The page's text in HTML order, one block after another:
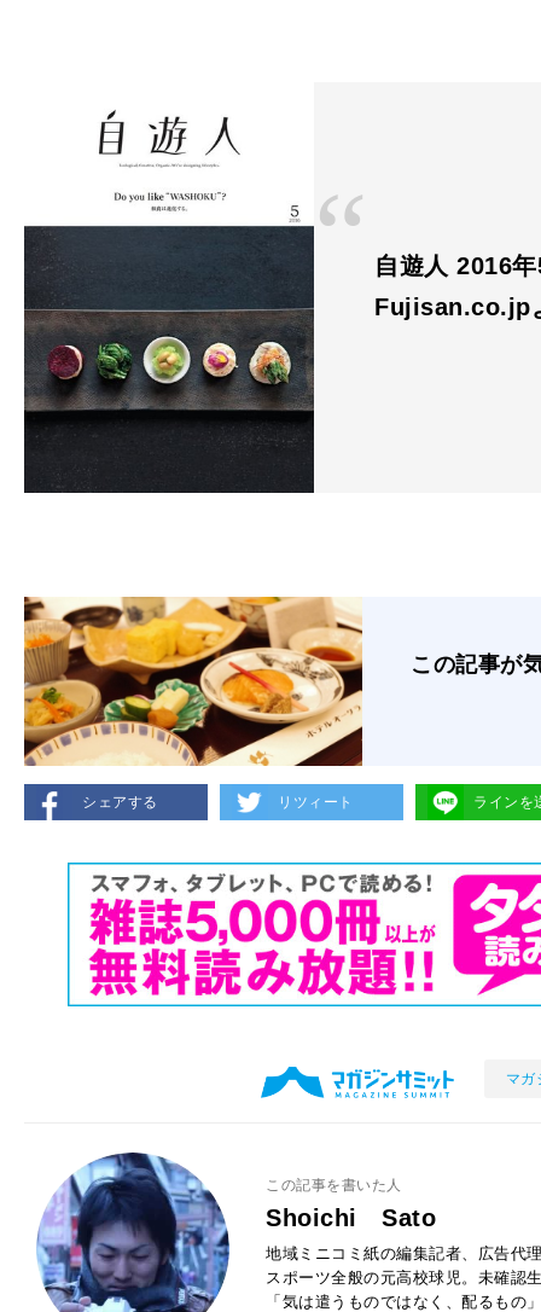
自遊人 2016
Fujisan.co.jp
この記事が
シェアする リツィート ラインを
マガ
この記事を書いた人
Shoichi Sato
地域ミニコミ紙の編集記者、広告代
スポーツ全般の元高校球児。未確認
「気は遣うものではなく、配るもの